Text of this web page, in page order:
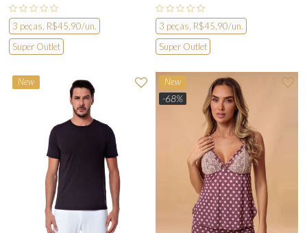
3 peças, R$45,90/un.
Super Outlet
3 peças, R$45,90/un.
Super Outlet
New New
-68%